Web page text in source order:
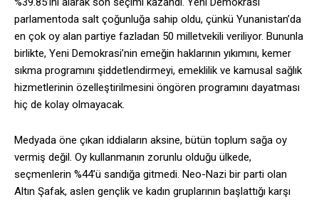
parlamentoda salt çoğunluğa sahip oldu, çünkü Yunanistan’da
en çok oy alan partiye fazladan 50 milletvekili veriliyor. Bununla
birlikte, Yeni Demokrasi’nin emeğin haklarının yıkımını, kemer
sıkma programını şiddetlendirmeyi, emeklilik ve kamusal sağlık
hizmetlerinin özelleştirilmesini öngören programını dayatması
hiç de kolay olmayacak.
Medyada öne çıkan iddiaların aksine, bütün toplum sağa oy
vermiş değil. Oy kullanmanın zorunlu olduğu ülkede,
seçmenlerin %44’ü sandığa gitmedi. Neo-Nazi bir parti olan
Altın Şafak, aslen gençlik ve kadın gruplarının başlattığı karşı